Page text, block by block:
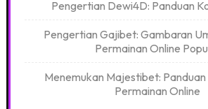
Pengertian Dewi4D: Panduan
Pengertian Gajibet: Gambaran
Permainan Online
Menemukan Majestibet:
Permainan Online